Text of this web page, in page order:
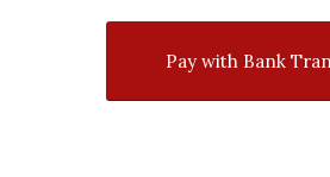
Pay with Bank